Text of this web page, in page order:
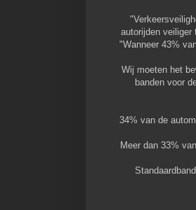
autorijden veiliger
"Wanneer 43%
Wij moeten het
banden voor
34% van de
Meer dan 33%